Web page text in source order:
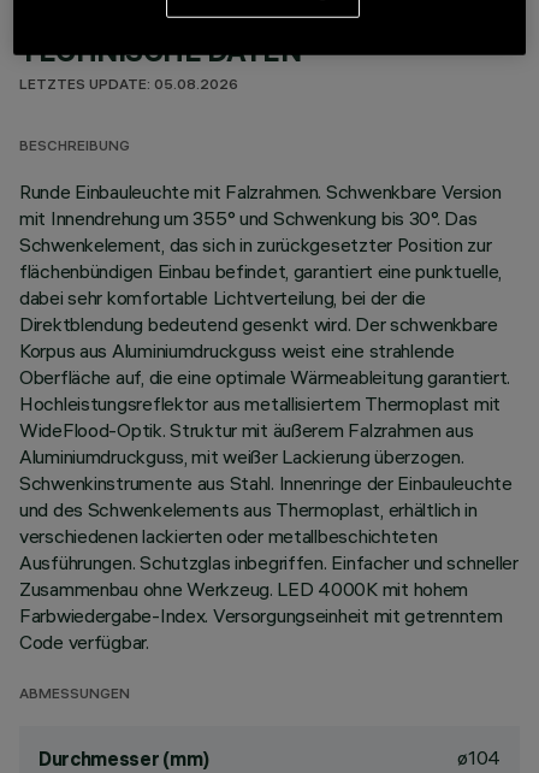
TECHNISCHE DATEN
LETZTES UPDATE: 05.08.2026
BESCHREIBUNG
Runde Einbauleuchte mit Falzrahmen. Schwenkbare Version
mit Innendrehung um 355° und Schwenkung bis 30°. Das
Schwenkelement, das sich in zurückgesetzter Position zur
flächenbündigen Einbau befindet, garantiert eine punktuelle,
dabei sehr komfortable Lichtverteilung, bei der die
Direktblendung bedeutend gesenkt wird. Der schwenkbare
Korpus aus Aluminiumdruckguss weist eine strahlende
Oberfläche auf, die eine optimale Wärmeableitung garantiert.
Hochleistungsreflektor aus metallisiertem Thermoplast mit
WideFlood-Optik. Struktur mit äußerem Falzrahmen aus
Aluminiumdruckguss, mit weißer Lackierung überzogen.
Schwenkinstrumente aus Stahl. Innenringe der Einbauleuchte
und des Schwenkelements aus Thermoplast, erhältlich in
verschiedenen lackierten oder metallbeschichteten
Ausführungen. Schutzglas inbegriffen. Einfacher und schneller
Zusammenbau ohne Werkzeug. LED 4000K mit hohem
Farbwiedergabe-Index. Versorgungseinheit mit getrenntem
Code verfügbar.
ABMESSUNGEN
Durchmesser (mm) ø104